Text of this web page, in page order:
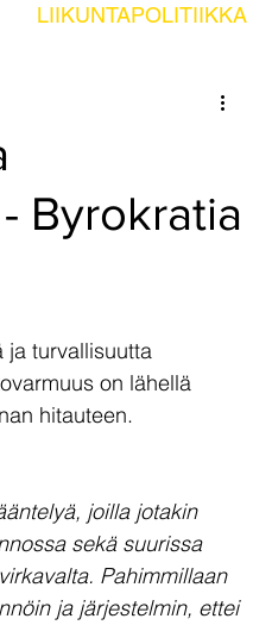
LIIKUNTAPOLITIIKKA
PS POLITIIKKA
Byrokratia
ja turvallisuutta
on lähellä
hitauteen.
joilla jotakin
sekä suurissa
Pahimmillaan
ja järjestelmin, ettei